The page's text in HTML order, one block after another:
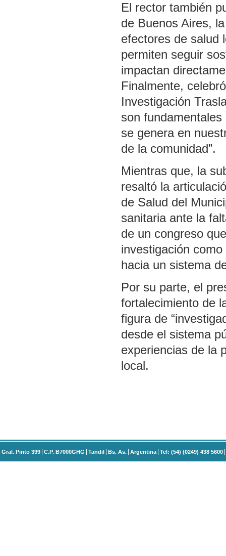
El rector también
de Buenos Aires,
efectores de salud
permiten seguir
impactan
Finalmente,
Investigación
son
se genera en
de la comunidad”.
Mientras que, la
resaltó la
de Salud del
sanitaria ante la
de un congreso
investigación
hacia un sistema
Por su parte, el
fortalecimiento de
figura de
desde el sistema
experiencias de la
local.
Gral. Pinto 399 C.P. B7000GHG Tandil Bs. As. Argentina Tel: (54) (0249) 438 5600